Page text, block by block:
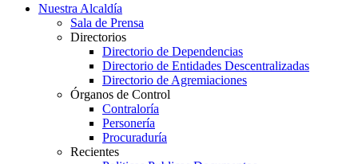
Nuestra Alcaldía
Sala de Prensa
Directorios
Directorio de Dependencias
Directorio de Entidades Descentralizadas
Directorio de Agremiaciones
Órganos de Control
Contraloría
Personería
Procuraduría
Recientes